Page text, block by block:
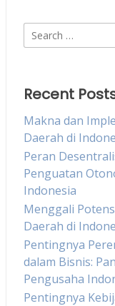
Search
for:
Recent
Makna dan
Daerah di
Peran
Penguatan
Indonesia
Menggali
Daerah di
Pentingnya
dalam Bisnis:
Pengusaha
Pentingnya